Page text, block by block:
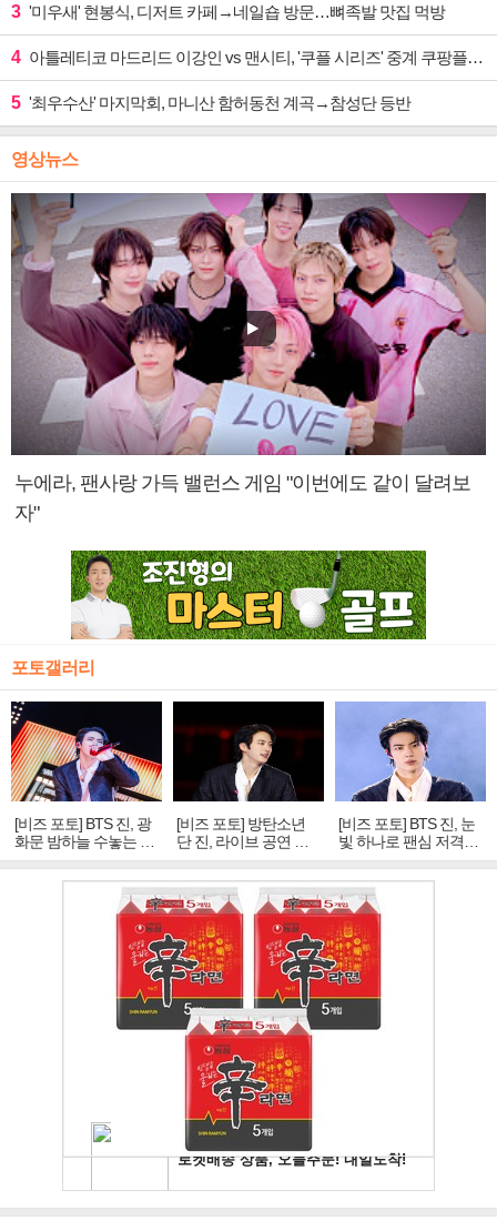
3 '미우새' 현봉식, 디저트 카페→네일숍 방문…뼈족발 맛집 먹방
4 아틀레티코 마드리드 이강인 vs 맨시티, '쿠플 시리즈' 중계 쿠팡플레이
5 '최우수산' 마지막회, 마니산 함허동천 계곡→참성단 등반
영상뉴스
누에라, 팬사랑 가득 밸런스 게임 "이번에도 같이 달려보
자"
포토갤러리
[비즈 포토] BTS 진, 광
화문 밤하늘 수놓는 '비
주얼 킹'의 열창
[비즈 포토] 방탄소년
단 진, 라이브 공연 중
빛나는 독보적 아우라
[비즈 포토] BTS 진, 눈
빛 하나로 팬심 저격…
독보적 카리스마